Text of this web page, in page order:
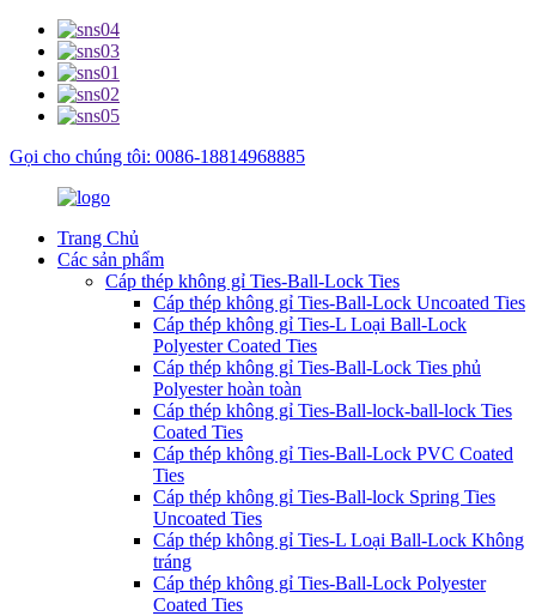
Gọi cho chúng tôi: 0086-18814968885
Trang Chủ
Các sản phẩm
Cáp thép không gỉ Ties-Ball-Lock Ties
Cáp thép không gỉ Ties-Ball-Lock Uncoated Ties
Cáp thép không gỉ Ties-L Loại Ball-Lock
Polyester Coated Ties
Cáp thép không gỉ Ties-Ball-Lock Ties phủ
Polyester hoàn toàn
Cáp thép không gỉ Ties-Ball-lock-ball-lock Ties
Coated Ties
Cáp thép không gỉ Ties-Ball-Lock PVC Coated
Ties
Cáp thép không gỉ Ties-Ball-lock Spring Ties
Uncoated Ties
Cáp thép không gỉ Ties-L Loại Ball-Lock Không
tráng
Cáp thép không gỉ Ties-Ball-Lock Polyester
Coated Ties